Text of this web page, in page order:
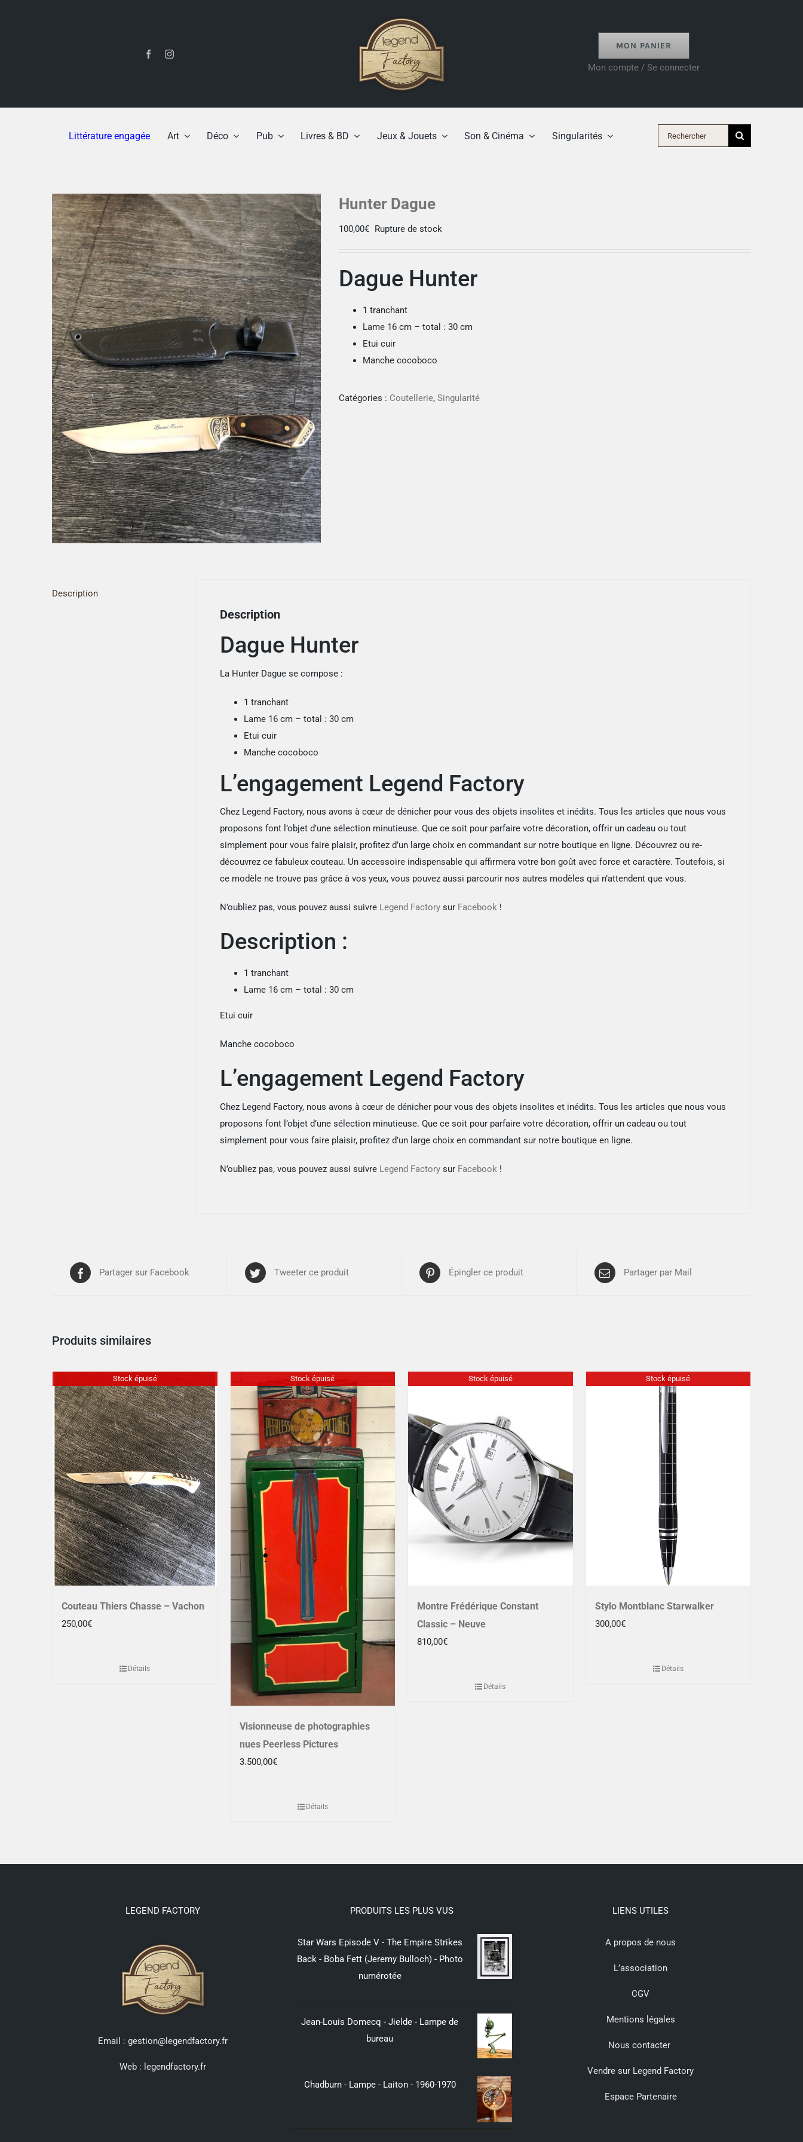
MON PANIER
Mon compte / Se connecter
Littérature engagée Art Déco Pub Livres & BD Jeux & Jouets Son & Cinéma Singularités Rechercher:
Hunter Dague
100,00€ Rupture de stock
Dague Hunter
1 tranchant
Lame 16 cm – total : 30 cm
Etui cuir
Manche cocoboco
Catégories : Coutellerie, Singularité
Description
Description
Dague Hunter
La Hunter Dague se compose :
1 tranchant
Lame 16 cm – total : 30 cm
Etui cuir
Manche cocoboco
L’engagement Legend Factory
Chez Legend Factory, nous avons à cœur de dénicher pour vous des objets insolites et inédits. Tous les articles que nous vous
proposons font l’objet d’une sélection minutieuse. Que ce soit pour parfaire votre décoration, offrir un cadeau ou tout
simplement pour vous faire plaisir, profitez d’un large choix en commandant sur notre boutique en ligne. Découvrez ou re-
découvrez ce fabuleux couteau. Un accessoire indispensable qui affirmera votre bon goût avec force et caractère. Toutefois, si
ce modèle ne trouve pas grâce à vos yeux, vous pouvez aussi parcourir nos autres modèles qui n’attendent que vous.
N’oubliez pas, vous pouvez aussi suivre Legend Factory sur Facebook !
Description :
1 tranchant
Lame 16 cm – total : 30 cm
Etui cuir
Manche cocoboco
L’engagement Legend Factory
Chez Legend Factory, nous avons à cœur de dénicher pour vous des objets insolites et inédits. Tous les articles que nous vous
proposons font l’objet d’une sélection minutieuse. Que ce soit pour parfaire votre décoration, offrir un cadeau ou tout
simplement pour vous faire plaisir, profitez d’un large choix en commandant sur notre boutique en ligne.
N’oubliez pas, vous pouvez aussi suivre Legend Factory sur Facebook !
Partager sur Facebook Tweeter ce produit Épingler ce produit Partager par Mail
Produits similaires
Stock épuisé
Couteau Thiers Chasse – Vachon
250,00€
Détails
Stock épuisé
Visionneuse de photographies
nues Peerless Pictures
3.500,00€
Détails
Stock épuisé
Montre Frédérique Constant
Classic – Neuve
810,00€
Détails
Stock épuisé
Stylo Montblanc Starwalker
300,00€
Détails
LEGEND FACTORY
Email : gestion@legendfactory.fr
Web : legendfactory.fr
PRODUITS LES PLUS VUS
Star Wars Episode V - The Empire Strikes
Back - Boba Fett (Jeremy Bulloch) - Photo
numérotée
Jean-Louis Domecq - Jielde - Lampe de
bureau
Chadburn - Lampe - Laiton - 1960-1970
LIENS UTILES
A propos de nous
L’association
CGV
Mentions légales
Nous contacter
Vendre sur Legend Factory
Espace Partenaire